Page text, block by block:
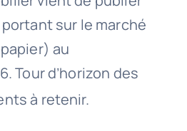
sur le marché
au
Tour d’horizon des
à retenir.